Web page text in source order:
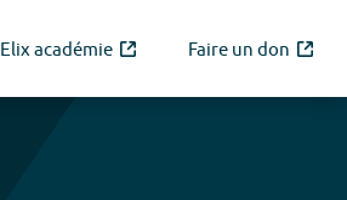
Elix académie Faire un don